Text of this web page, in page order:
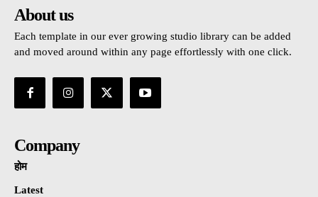
About us
Each template in our ever growing studio library can be added
and moved around within any page effortlessly with one click.
Company
होम
Latest